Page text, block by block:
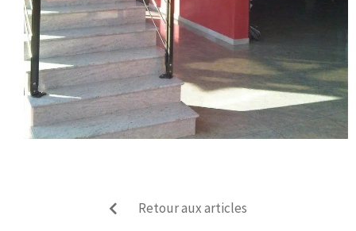
Retour aux articles